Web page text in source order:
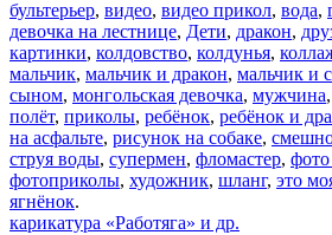
бультерьер, видео, видео прикол, вода,
девочка на лестнице, Дети, дракон,
картинки, колдовство, колдунья,
мальчик, мальчик и дракон, мальчик и
сыном, монгольская девочка, мужчина,
полёт, приколы, ребёнок, ребёнок и
на асфальте, рисунок на собаке,
струя воды, супермен, фломастер,
фотоприколы, художник, шланг, это
ягнёнок.
карикатура «Работяга» и др.